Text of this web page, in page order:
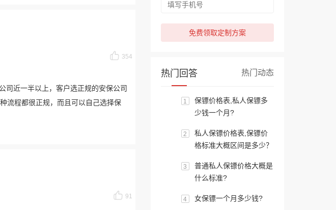
354
公司近一半以上，客户选正规的安保公司
流程都很正规，而且可以自己选择保
91
免费领取定制方案
热门回答 热门动态
1
保镖价格表,私人保镖多
少钱一个月?
2
私人保镖价格表,保镖价
格标准大概区间是多少？
3
普通私人保镖价格大概是
什么标准?
4 女保镖一个月多少钱?